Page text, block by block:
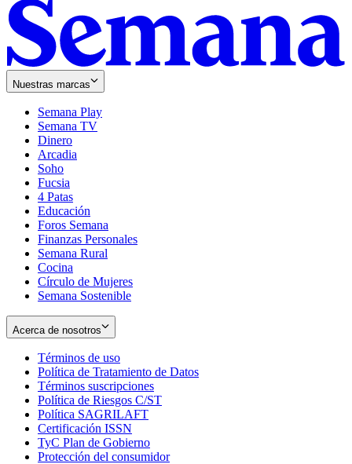
Nuestras marcas
Semana Play
Semana TV
Dinero
Arcadia
Soho
in
new
window
Fucsia
in
new
window
4 Patas
Educación
Foros Semana
Finanzas Personales
Semana Rural
Cocina
Círculo de Mujeres
Semana Sostenible
Acerca de nosotros
Términos de uso
in
new
window
Política de Tratamiento de Datos
Términos suscripciones
in
Política de Riesgos C/ST
Política SAGRILAFT
new
window
Certificación ISSN
in
new
TyC Plan de Gobierno
in
Protección del consumidorOpens